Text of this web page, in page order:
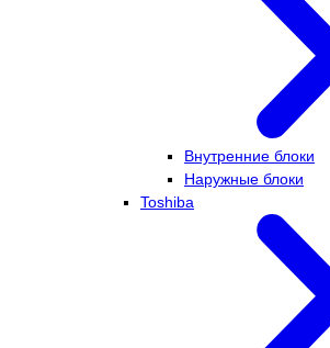
Внутренние блоки
Наружные блоки
Toshiba